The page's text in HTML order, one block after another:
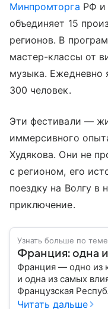
Минпромторга РФ и
объединяет 15
регионов. В
мастер-классы от
музыка. Ежедневно
300 человек.
Эти фестивали —
иммерсивного
Худякова. Они не
с регионом, его
поездку на Волгу в
приключение.
Узнать больше по теме
Франция: одна
Франция — одно из
и одна из самых
Французская
культурным
Читать дальше